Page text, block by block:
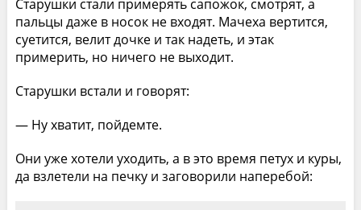
Старушки стали примерять сапожок, смотрят, а
пальцы даже в носок не входят. Мачеха вертится,
суетится, велит дочке и так надеть, и этак
примерить, но ничего не выходит.
Старушки встали и говорят:
— Ну хватит, пойдемте.
Они уже хотели уходить, а в это время петух и куры,
да взлетели на печку и заговорили наперебой: